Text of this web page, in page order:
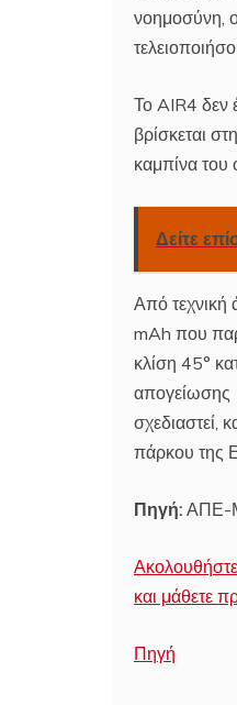
νοημοσύνη,
Το AIR4 δεν
βρίσκεται
καμπίνα του
Δείτε
Από τεχνική
mAh που
κλίση 45°
απογείωσης
σχεδιαστεί,
πάρκου της
Πηγή: ΑΠΕ-
και μάθετε
Πηγή